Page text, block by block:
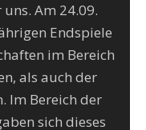
Am 24.09.
Endspiele
im Bereich
als auch der
Im Bereich der
sich dieses